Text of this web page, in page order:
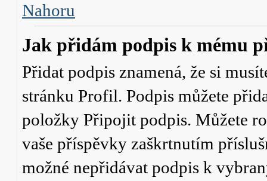
Nahoru
Jak přidám podpis k mému
Přidat podpis znamená, že si
stránku Profil. Podpis můžete
položky Připojit podpis. Můžete
vaše příspěvky zaškrtnutím
možné nepřidávat podpis k